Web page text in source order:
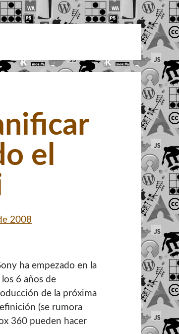
el
2008
ha empezado en la
6 años de
de la próxima
(se rumora
360 pueden hacer